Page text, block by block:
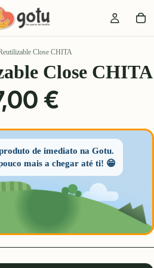
Close CHITA
Close CHITA
€
de imediato na Gotu.
mais a chegar até ti! 😁